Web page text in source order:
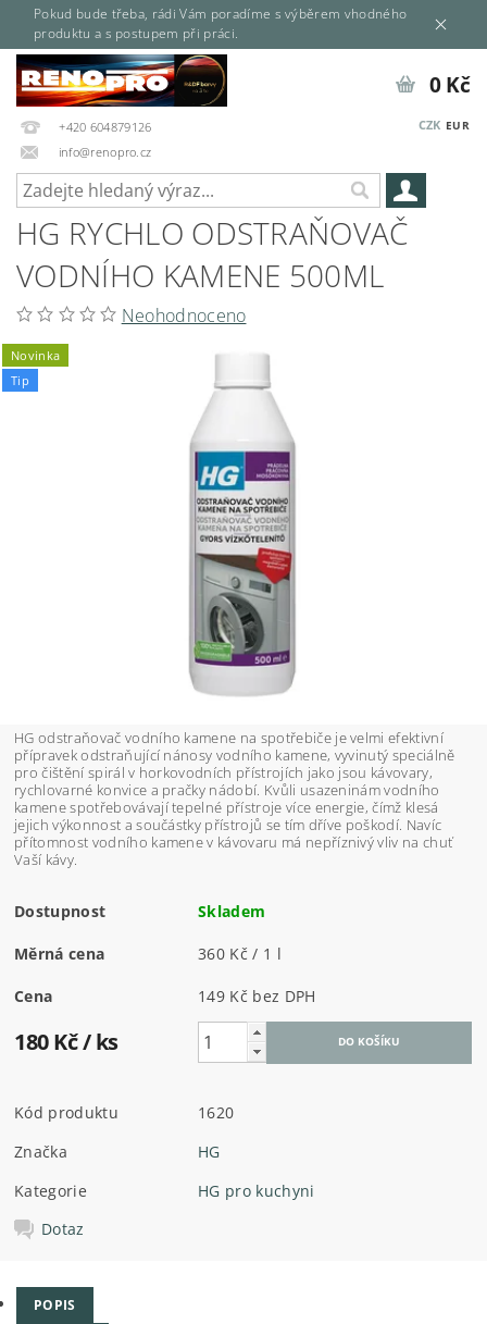
Pokud bude třeba, rádi Vám poradíme s výběrem vhodného
produktu a s postupem při práci.
+420 604879126
info@renopro.cz
CZK EUR
0 Kč
HG RYCHLO ODSTRAŇOVAČ
VODNÍHO KAMENE 500ML
Neohodnoceno
Novinka
Tip
HG odstraňovač vodního kamene na spotřebiče je velmi efektivní
přípravek odstraňující nánosy vodního kamene, vyvinutý speciálně
pro čištění spirál v horkovodních přístrojích jako jsou kávovary,
rychlovarné konvice a pračky nádobí. Kvůli usazeninám vodního
kamene spotřebovávají tepelné přístroje více energie, čímž klesá
jejich výkonnost a součástky přístrojů se tím dříve poškodí. Navíc
přítomnost vodního kamene v kávovaru má nepříznivý vliv na chuť
Vaší kávy.
Dostupnost Skladem
Měrná cena 360 Kč / 1 l
Cena 149 Kč bez DPH
180 Kč/ ks
Kód produktu
1620
Značka
HG
Kategorie
HG pro kuchyni
Dotaz
POPIS